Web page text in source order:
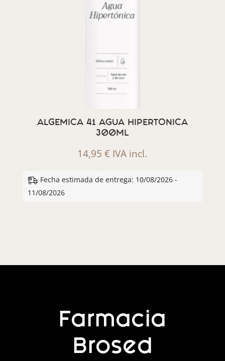
ALGEMICA 41 AGUA HIPERTONICA
300ML
14,95€ IVA incl.
Fecha estimada de entrega: 10/08/2026 -
11/08/2026
Farmacia
Brosed